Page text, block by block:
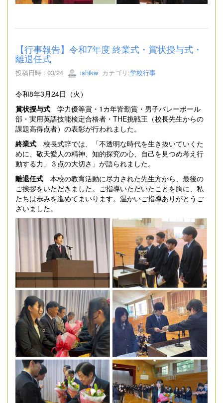
【行事報告】令和7年度 終業式・賞状授与式・
離退任式
投稿日時 : 03/24 ishikw カテゴリ:学校行事
令和8年3月24日（火）
賞状授与式 学力優等賞・1カ年皆勤賞・男子バレーボール
部・実用英語技能検定合格者・THE挑戦王（校長先生からの
課題高得点者）の表彰が行われました。
終業式 校長式辞では、「不透明な時代を生き抜いていくた
めに、敬天愛人の精神、知的探究の心、自己を見つめ考え行
動する力」３点の大切さ」が語られました。
離退任式 本校の教育活動に尽力された先生方から、最後の
ご挨拶をいただきました。ご指導いただいたことを胸に、私
たちは歩みを進めてまいります。温かいご指導ありがとうご
ざいました。